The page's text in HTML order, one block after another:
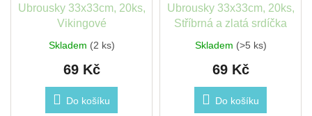
Ubrousky 33x33cm, 20ks,
Vikingové
Skladem (2 ks)
69 Kč
Do košíku
Ubrousky 33x33cm, 20ks,
Stříbrná a zlatá srdíčka
Skladem (>5 ks)
69 Kč
Do košíku